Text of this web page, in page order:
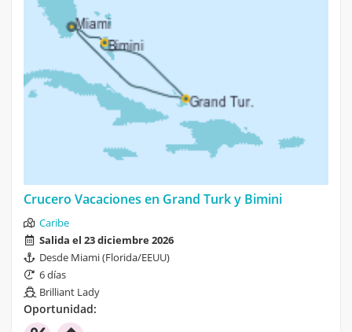
Crucero Vacaciones en Grand Turk y Bimini
Caribe
Salida el 23 diciembre 2026
Desde Miami (Florida/EEUU)
6 días
Brilliant Lady
Oportunidad: